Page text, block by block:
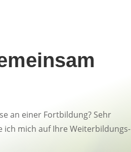
an einer Fortbildung? Sehr
ich mich auf Ihre Weiterbildungs-